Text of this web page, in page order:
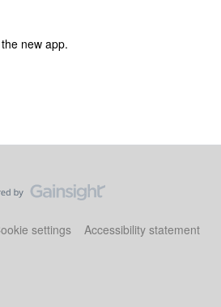
new app.
settings Accessibility statement